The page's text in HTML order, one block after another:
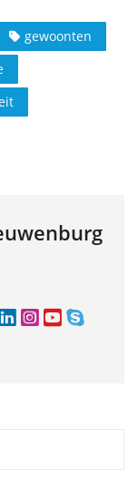
gewoonten